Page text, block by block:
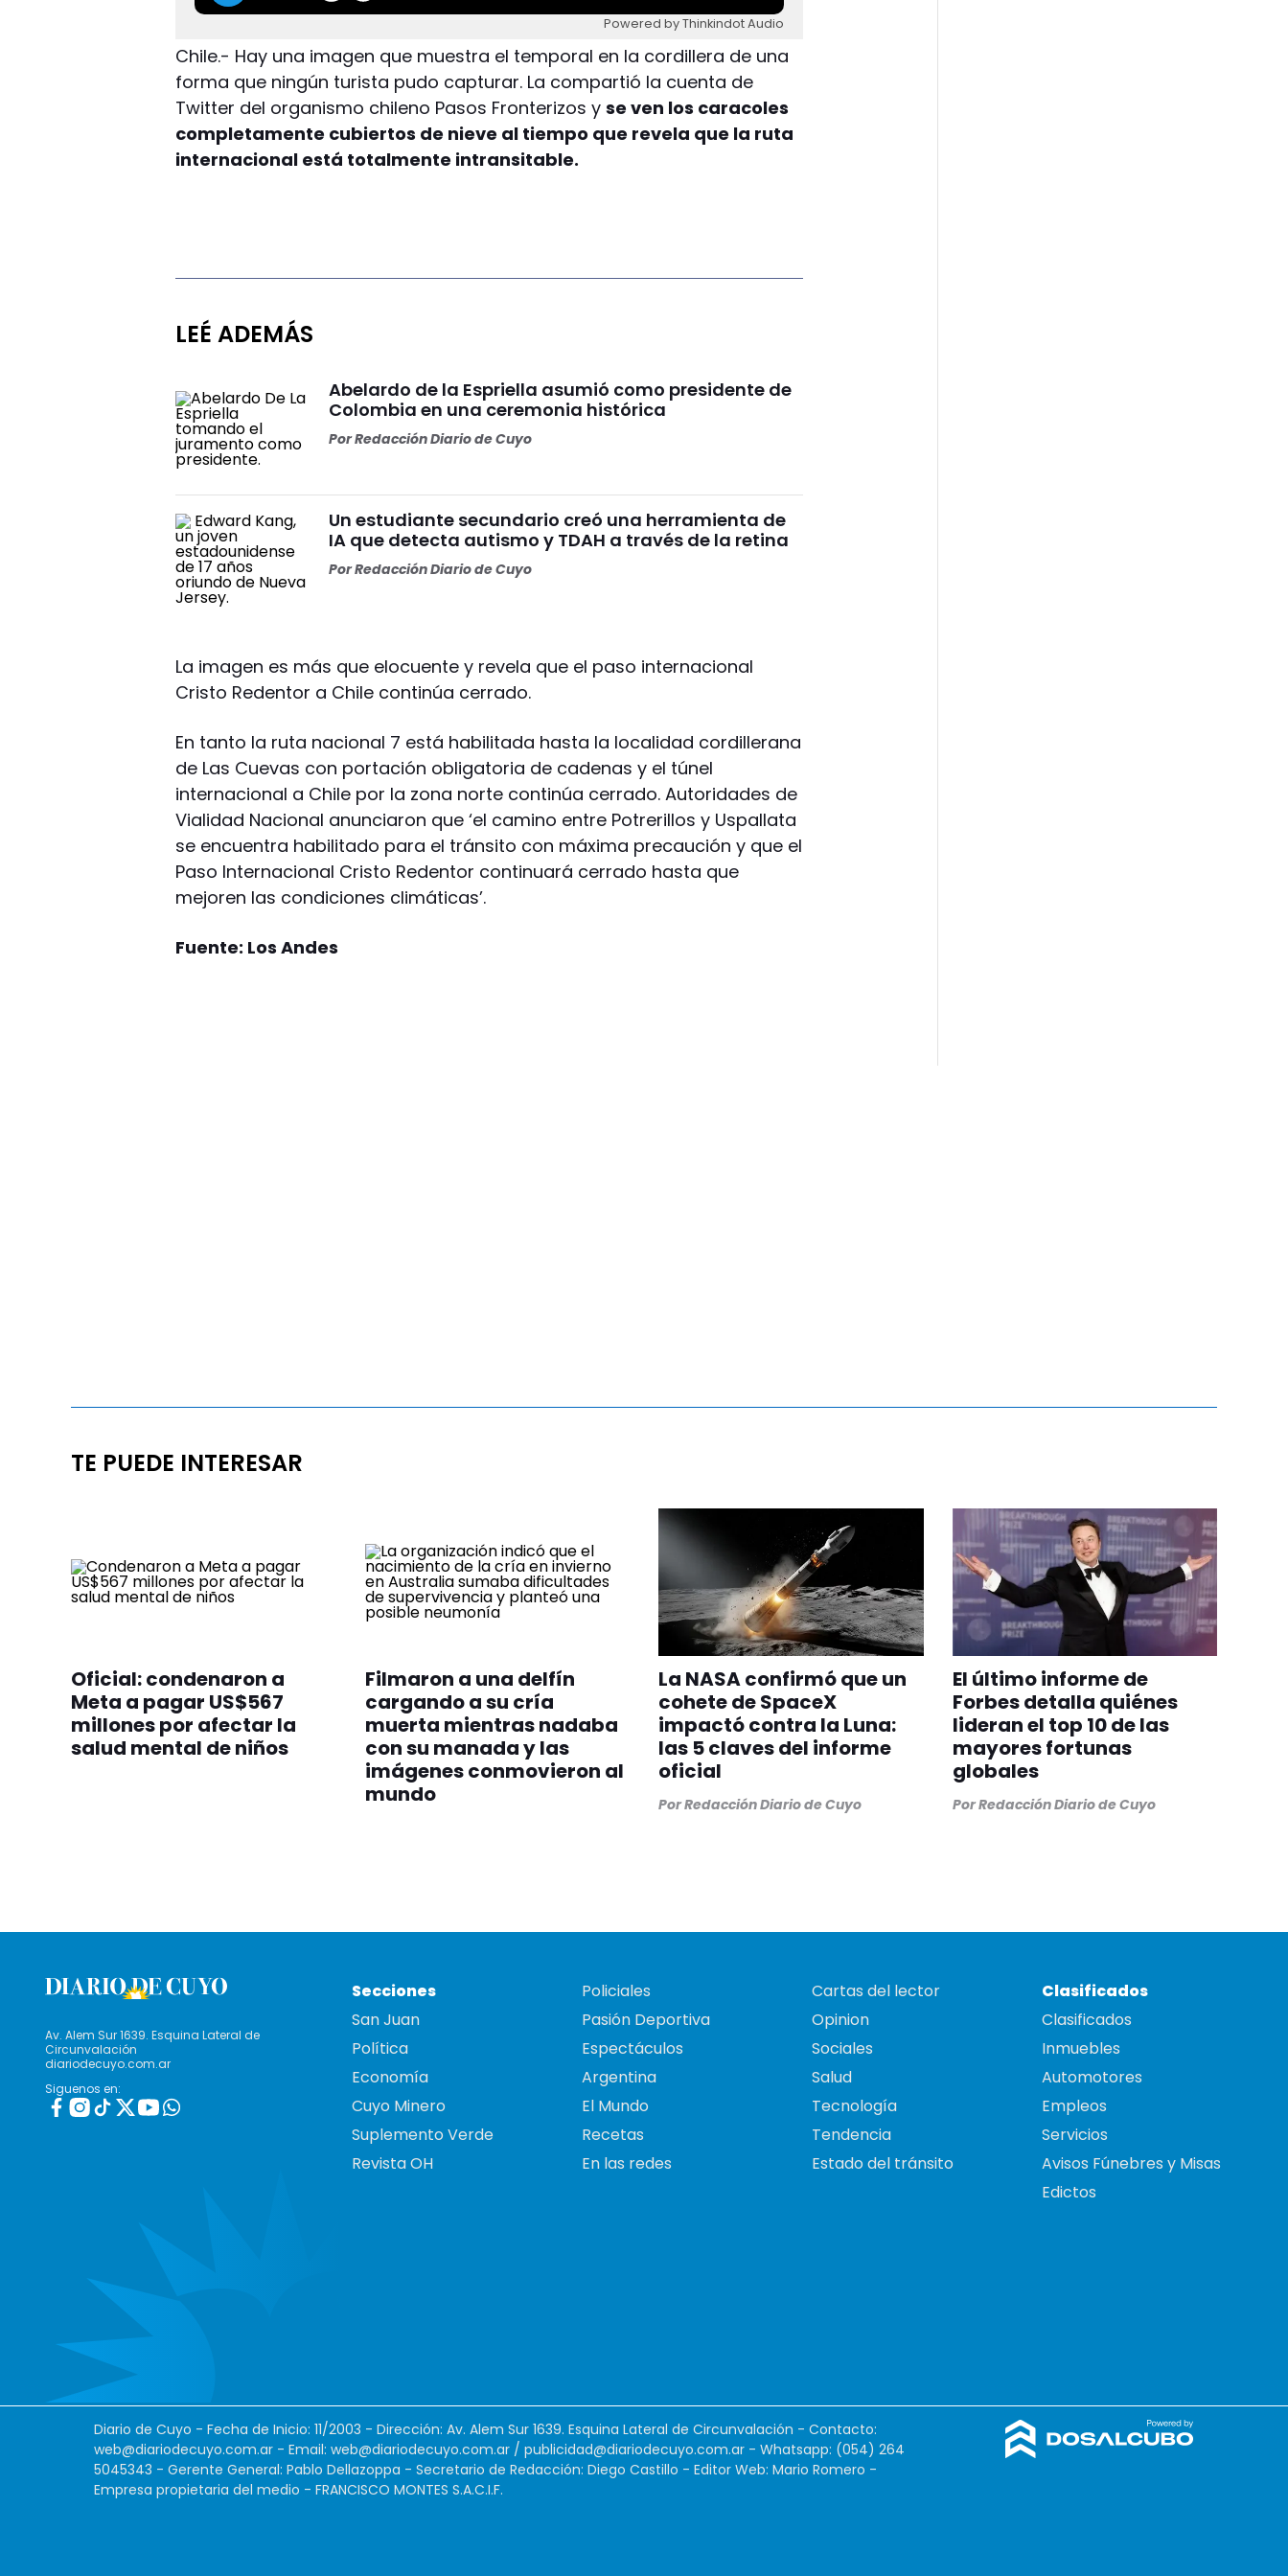
Powered by Thinkindot Audio
Chile.- Hay una imagen que muestra el temporal en la cordillera de una
forma que ningún turista pudo capturar. La compartió la cuenta de
Twitter del organismo chileno Pasos Fronterizos yse ven los caracoles
completamente cubiertos de nieve al tiempo que revela que la ruta
internacional está totalmente intransitable.
LEÉ ADEMÁS
Abelardo de la Espriella asumió como presidente de
Colombia en una ceremonia histórica
PorRedacción Diario de Cuyo
Un estudiante secundario creó una herramienta de
IA que detecta autismo y TDAH a través de la retina
PorRedacción Diario de Cuyo
La imagen es más que elocuente y revela que el paso internacional
Cristo Redentor a Chile continúa cerrado.
En tanto la ruta nacional 7 está habilitada hasta la localidad cordillerana
de Las Cuevas con portación obligatoria de cadenas y el túnel
internacional a Chile por la zona norte continúa cerrado. Autoridades de
Vialidad Nacional anunciaron que ‘el camino entre Potrerillos y Uspallata
se encuentra habilitado para el tránsito con máxima precaución y que el
Paso Internacional Cristo Redentor continuará cerrado hasta que
mejoren las condiciones climáticas’.
Fuente: Los Andes
TE PUEDE INTERESAR
Oficial: condenaron a
Meta a pagar US$567
millones por afectar la
salud mental de niños
Filmaron a una delfín
cargando a su cría
muerta mientras nadaba
con su manada y las
imágenes conmovieron al
mundo
La NASA confirmó que un
cohete de SpaceX
impactó contra la Luna:
las 5 claves del informe
oficial
PorRedacción Diario de Cuyo
El último informe de
Forbes detalla quiénes
lideran el top 10 de las
mayores fortunas
globales
PorRedacción Diario de Cuyo
Av. Alem Sur 1639. Esquina Lateral de
Circunvalación
diariodecuyo.com.ar
Siguenos en:
Secciones
San Juan
Política
Economía
Cuyo Minero
Suplemento Verde
Revista OH
Policiales
Pasión Deportiva
Espectáculos
Argentina
El Mundo
Recetas
En las redes
Cartas del lector
Opinion
Sociales
Salud
Tecnología
Tendencia
Estado del tránsito
Clasificados
Clasificados
Inmuebles
Automotores
Empleos
Servicios
Avisos Fúnebres y Misas
Edictos
Diario de Cuyo - Fecha de Inicio: 11/2003 - Dirección: Av. Alem Sur 1639. Esquina Lateral de Circunvalación - Contacto:
web@diariodecuyo.com.ar - Email: web@diariodecuyo.com.ar / publicidad@diariodecuyo.com.ar - Whatsapp: (054) 264
5045343 - Gerente General: Pablo Dellazoppa - Secretario de Redacción: Diego Castillo - Editor Web: Mario Romero -
Empresa propietaria del medio - FRANCISCO MONTES S.A.C.I.F.